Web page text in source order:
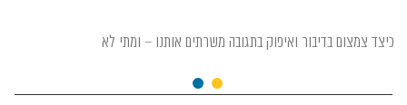
כיצד צמצום בדיבור ואיפוק בתגובה משרתים אותנו – ומתי לא